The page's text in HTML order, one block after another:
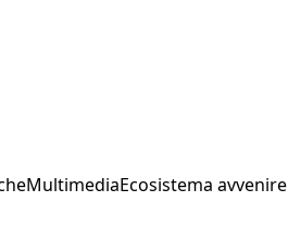
MultimediaEcosistema avvenire